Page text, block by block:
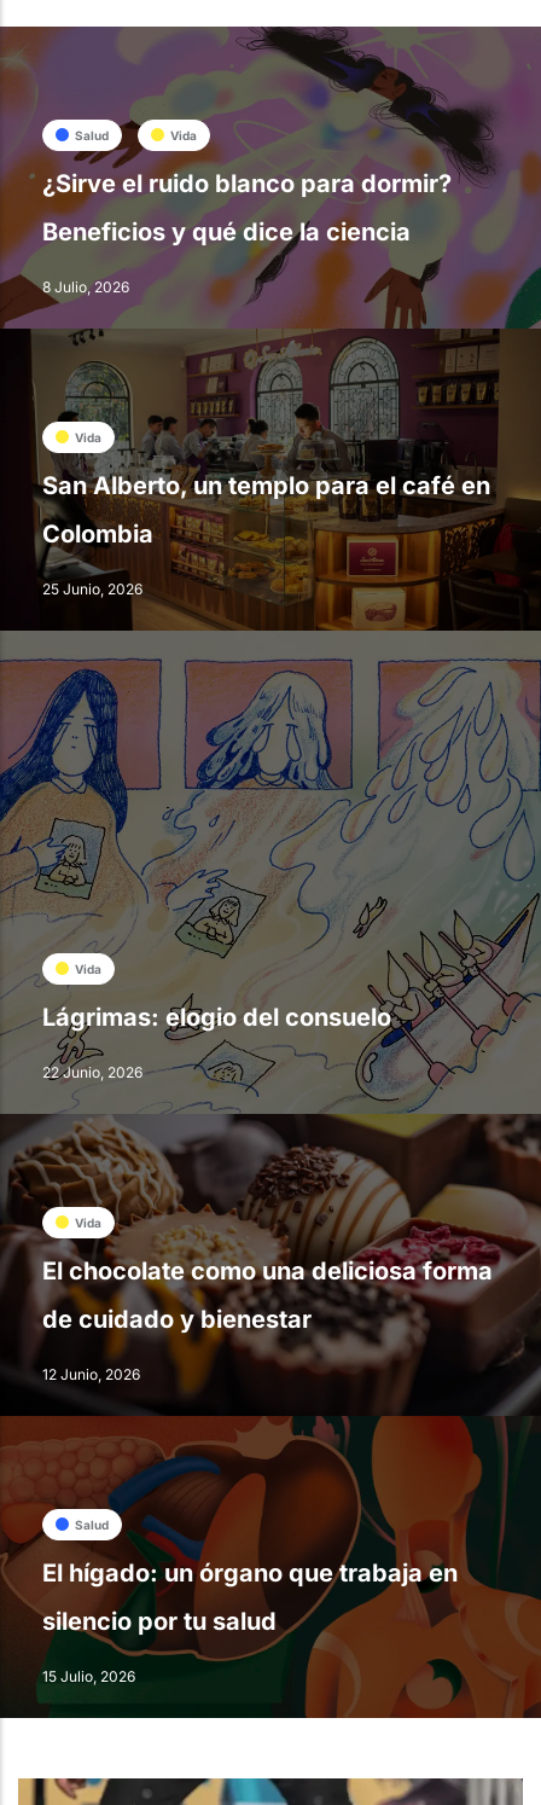
Salud Vida
¿Sirve el ruido blanco para dormir?
Beneficios y qué dice la ciencia
8 Julio, 2026
Vida
San Alberto, un templo para el café en
Colombia
25 Junio, 2026
Vida
Lágrimas: elogio del consuelo
22 Junio, 2026
Vida
El chocolate como una deliciosa forma
de cuidado y bienestar
12 Junio, 2026
Salud
El hígado: un órgano que trabaja en
silencio por tu salud
15 Julio, 2026